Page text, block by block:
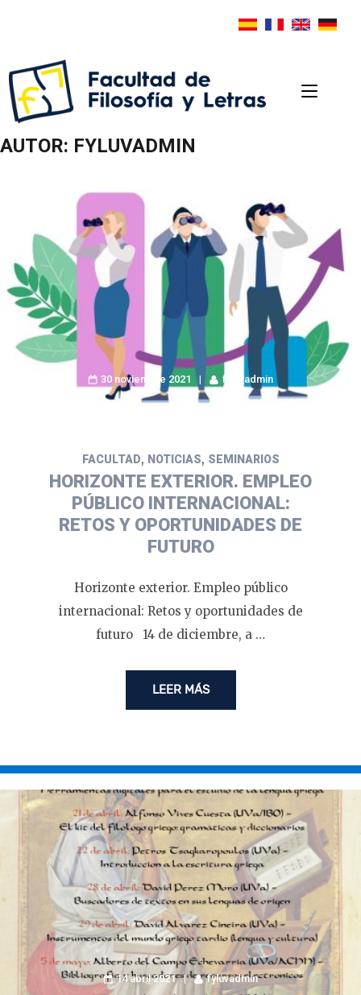
AUTOR: FYLUVADMIN
30 noviembre 2021 fyluvadmin
FACULTAD, NOTICIAS, SEMINARIOS
HORIZONTE EXTERIOR. EMPLEO
PÚBLICO INTERNACIONAL:
RETOS Y OPORTUNIDADES DE
FUTURO
Horizonte exterior. Empleo público
internacional: Retos y oportunidades de
futuro 14 de diciembre, a …
LEER MÁS
14 abril 2021 fyluvadmin